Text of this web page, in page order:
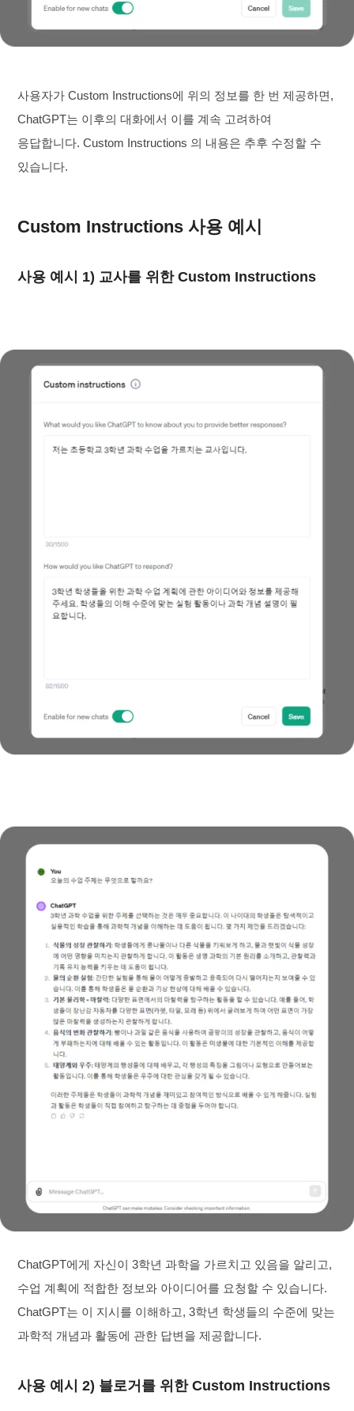
사용자가 Custom Instructions에 위의 정보를 한 번 제공하면,
ChatGPT는 이후의 대화에서 이를 계속 고려하여
응답합니다. Custom Instructions 의 내용은 추후 수정할 수
있습니다.
Custom Instructions 사용 예시
사용 예시 1) 교사를 위한 Custom Instructions
ChatGPT에게 자신이 3학년 과학을 가르치고 있음을 알리고,
수업 계획에 적합한 정보와 아이디어를 요청할 수 있습니다.
ChatGPT는 이 지시를 이해하고, 3학년 학생들의 수준에 맞는
과학적 개념과 활동에 관한 답변을 제공합니다.
사용 예시 2) 블로거를 위한 Custom Instructions